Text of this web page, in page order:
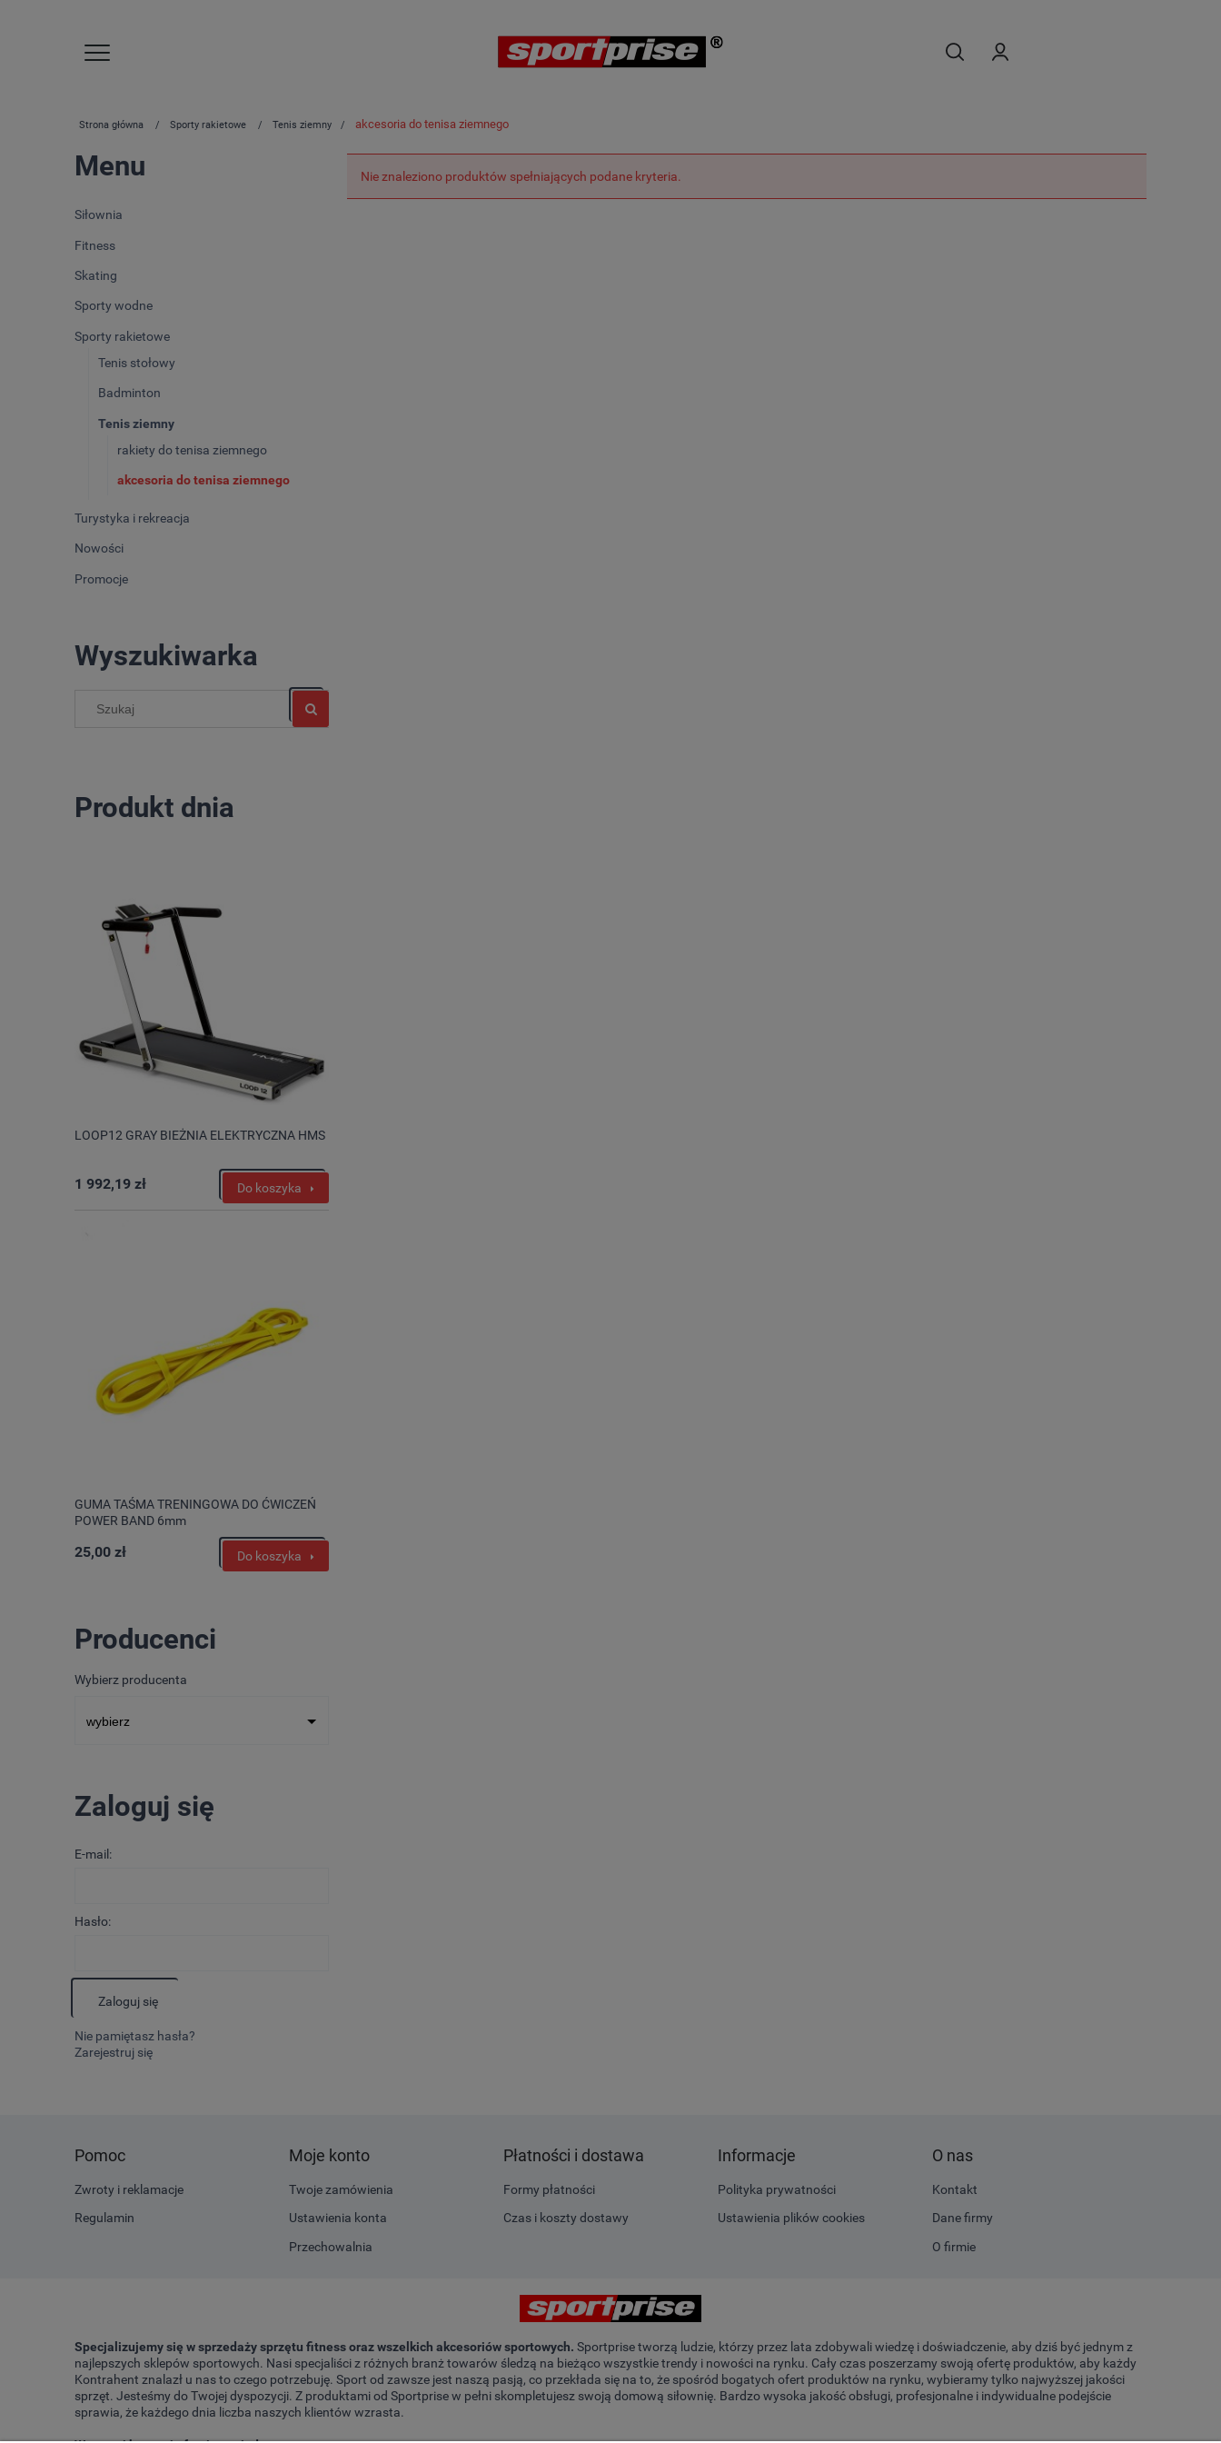
Strona główna Sporty rakietowe Tenis ziemny akcesoria do tenisa ziemnego
Menu
Siłownia
Fitness
Skating
Sporty wodne
Sporty rakietowe
Tenis stołowy
Badminton
Tenis ziemny
rakiety do tenisa ziemnego
akcesoria do tenisa ziemnego
Turystyka i rekreacja
Nowości
Promocje
Wyszukiwarka
Produkt dnia
LOOP12 GRAY BIEŻNIA ELEKTRYCZNA HMS
1 992,19 zł Do koszyka
GUMA TAŚMA TRENINGOWA DO ĆWICZEŃ
POWER BAND 6mm
25,00 zł Do koszyka
Producenci
Wybierz producenta
Zaloguj się
E-mail:
Hasło:
Zaloguj się
Nie pamiętasz hasła?
Zarejestruj się
Nie znaleziono produktów spełniających podane kryteria.
Pomoc
Zwroty i reklamacje
Regulamin
Moje konto
Twoje zamówienia
Ustawienia konta
Przechowalnia
Płatności i dostawa
Formy płatności
Czas i koszty dostawy
Informacje
Polityka prywatności
Ustawienia plików cookies
O nas
Kontakt
Dane firmy
O firmie
Specjalizujemy się w sprzedaży sprzętu fitness oraz wszelkich akcesoriów sportowych. Sportprise tworzą ludzie, którzy przez lata zdobywali wiedzę i doświadczenie, aby dziś być jednym z
najlepszych sklepów sportowych. Nasi specjaliści z różnych branż towarów śledzą na bieżąco wszystkie trendy i nowości na rynku. Cały czas poszerzamy swoją ofertę produktów, aby każdy
Kontrahent znalazł u nas to czego potrzebuję. Sport od zawsze jest naszą pasją, co przekłada się na to, że spośród bogatych ofert produktów na rynku, wybieramy tylko najwyższej jakości
sprzęt. Jesteśmy do Twojej dyspozycji. Z produktami od Sportprise w pełni skompletujesz swoją domową siłownię. Bardzo wysoka jakość obsługi, profesjonalne i indywidualne podejście
sprawia, że każdego dnia liczba naszych klientów wzrasta.